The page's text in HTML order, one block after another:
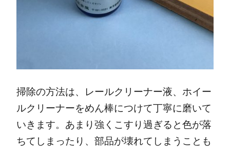
掃除の方法は、レールクリーナー液、ホイー
ルクリーナーをめん棒につけて丁寧に磨いて
いきます。 あまり強くこすり過ぎると色が落
ちてしまったり、部品が壊れてしまうことも